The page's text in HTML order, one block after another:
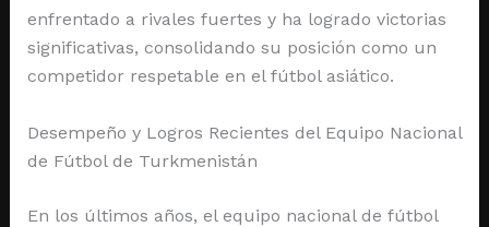
enfrentado a rivales fuertes y ha logrado victorias
significativas, consolidando su posición como un
competidor respetable en el fútbol asiático.
Desempeño y Logros Recientes del Equipo Nacional
de Fútbol de Turkmenistán
En los últimos años, el equipo nacional de fútbol